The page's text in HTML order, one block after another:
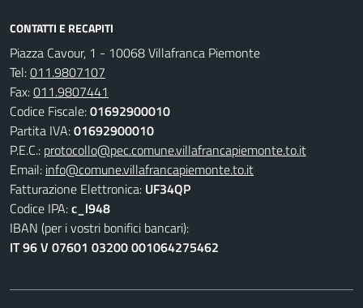
CONTATTI E RECAPITI
Piazza Cavour, 1 - 10068 Villafranca Piemonte
Tel:011.9807107
Fax:011.9807441
Codice Fiscale:01692900010
Partita IVA:01692900010
P.E.C.: protocollo@pec.comune.villafrancapiemonte.to.it
Email: info@comune.villafrancapiemonte.to.it
Fatturazione Elettronica: UF34QP
Codice IPA:c_l948
IBAN (per i vostri bonifici bancari):
IT 96 V 07601 03200 001064275462